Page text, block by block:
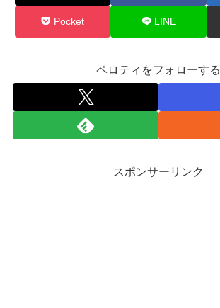
Pocket LINE
ペロティをフォローする
スポンサーリンク